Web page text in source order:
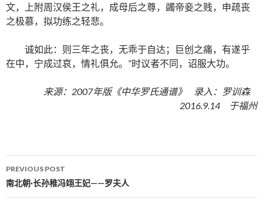
文，上附周汉侯王之礼，成母后之尊，蠲帝妾之贱，申疏丧
之极慕，拟功练之轻悲。
诚如此：则三年之丧，无乖于自达；巨创之痛，有遂乎
在中，宁成过哀，情礼俱允。”时议者不同，诏服大功。
来源：2007年版《中华罗氏通谱》 录入：罗训森
2016.9.14 于福州
Post navigation
PREVIOUS POST
南北朝·长孙稚冯翊王妃——罗夫人